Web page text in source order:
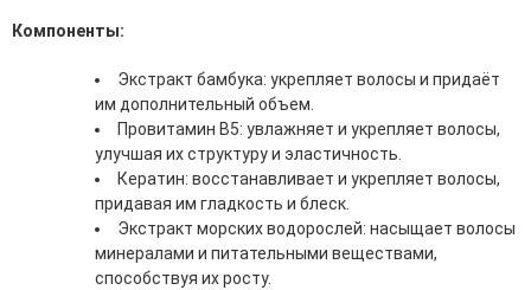
Наборы для ухода за лицом
Скрабы, пилинги и гоммажи для лица
Спреи для лица
Средства для умывания
Сыворотки, эликсиры, эмульсии, концентраты и
эссенции для лица
Уход для губ
Уход для кожи вокруг глаз
Флюиды для лица
Компоненты:
Экстракт бамбука: укрепляет волосы и придаёт
им дополнительный объем.
Провитамин B5: увлажняет и укрепляет волосы,
улучшая их структуру и эластичность.
Кератин: восстанавливает и укрепляет волосы,
придавая им гладкость и блеск.
Экстракт морских водорослей: насыщает волосы
минералами и питательными веществами,
способствуя их росту.